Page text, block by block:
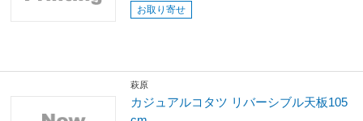
お取り寄せ
萩原
カジュアルコタツ リバーシブル天板105